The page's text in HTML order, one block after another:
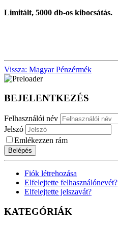
Limitált, 5000 db-os kibocsátás.
Vissza: Magyar Pénzérmék
BEJELENTKEZÉS
Felhasználói név
Jelszó
Emlékezzen rám
Belépés
Fiók létrehozása
Elfelejtette felhasználónevét?
Elfelejtette jelszavát?
KATEGÓRIÁK